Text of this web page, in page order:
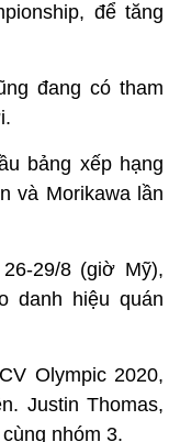
để tăng
đang có tham
bảng xếp hạng
và Morikawa lần
29/8 (giờ Mỹ),
danh hiệu quán
Olympic 2020,
Justin Thomas,
nhóm 3.